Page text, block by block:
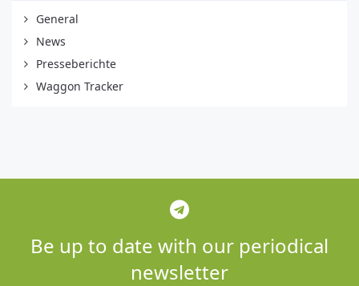
General
News
Presseberichte
Waggon Tracker
Be up to date with our periodical
newsletter